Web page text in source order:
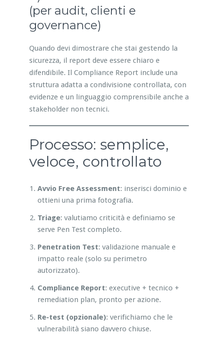
(per audit, clienti e
governance)
Quando devi dimostrare che stai gestendo la
sicurezza, il report deve essere chiaro e
difendibile. Il Compliance Report include una
struttura adatta a condivisione controllata, con
evidenze e un linguaggio comprensibile anche a
stakeholder non tecnici.
Processo: semplice,
veloce, controllato
Avvio Free Assessment: inserisci dominio e
ottieni una prima fotografia.
Triage: valutiamo criticità e definiamo se
serve Pen Test completo.
Penetration Test: validazione manuale e
impatto reale (solo su perimetro
autorizzato).
Compliance Report: executive + tecnico +
remediation plan, pronto per azione.
Re-test (opzionale): verifichiamo che le
vulnerabilità siano davvero chiuse.